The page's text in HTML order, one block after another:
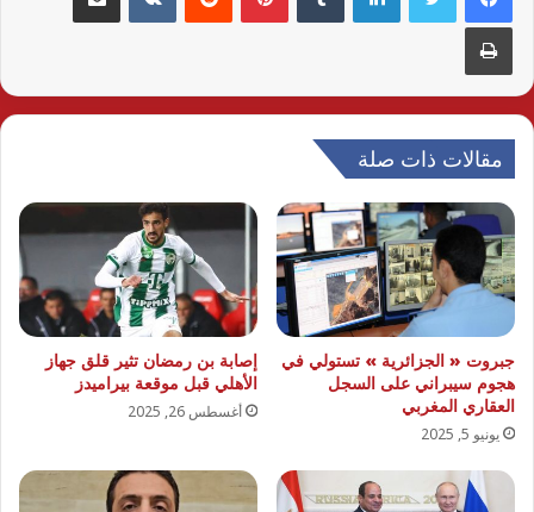
طباعة
مقالات ذات صلة
جبروت « الجزائرية » تستولي في
هجوم سيبراني على السجل
العقاري المغربي
يونيو 5, 2025
إصابة بن رمضان تثير قلق جهاز
الأهلي قبل موقعة بيراميدز
أغسطس 26, 2025